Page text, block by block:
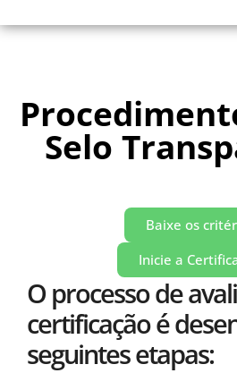
Selo
Baixe os
Inicie a
O processo de
certificação é
seguintes etapas: